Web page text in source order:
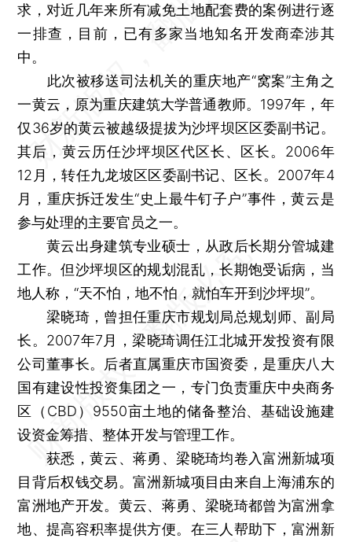
求，对近几年来所有减免土地配套费的案例进行逐
一排查，目前，已有多家当地知名开发商牵涉其
中。
此次被移送司法机关的重庆地产“窝案”主角之
一黄云，原为重庆建筑大学普通教师。1997年，年
仅36岁的黄云被越级提拔为沙坪坝区区委副书记。
其后，黄云历任沙坪坝区代区长、区长。2006年
12月，转任九龙坡区区委副书记、区长。2007年4
月，重庆拆迁发生“史上最牛钉子户”事件，黄云是
参与处理的主要官员之一。
黄云出身建筑专业硕士，从政后长期分管城建
工作。但沙坪坝区的规划混乱，长期饱受诟病，当
地人称，“天不怕，地不怕，就怕车开到沙坪坝”。
梁晓琦，曾担任重庆市规划局总规划师、副局
长。2007年7月，梁晓琦调任江北城开发投资有限
公司董事长。后者直属重庆市国资委，是重庆八大
国有建设性投资集团之一，专门负责重庆中央商务
区（CBD）9550亩土地的储备整治、基础设施建
设资金筹措、整体开发与管理工作。
获悉，黄云、蒋勇、梁晓琦均卷入富洲新城项
目背后权钱交易。富洲新城项目由来自上海浦东的
富洲地产开发。黄云、蒋勇、梁晓琦都曾为富洲拿
地、提高容积率提供方便。在三人帮助下，富洲新